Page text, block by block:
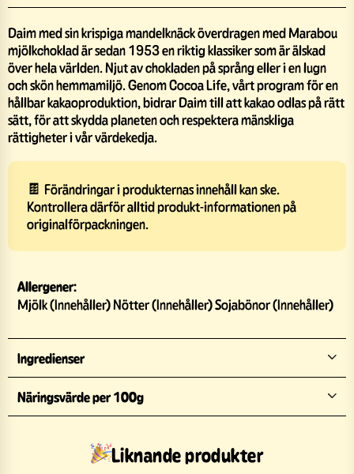
Daim med sin krispiga mandelknäck överdragen med Marabou
mjölkchoklad är sedan 1953 en riktig klassiker som är älskad
över hela världen. Njut av chokladen på språng eller i en lugn
och skön hemmamiljö. Genom Cocoa Life, vårt program för en
hållbar kakaoproduktion, bidrar Daim till att kakao odlas på rätt
sätt, för att skydda planeten och respektera mänskliga
rättigheter i vår värdekedja.
🍫 Förändringar i produkternas innehåll kan ske.
Kontrollera därför alltid produkt-informationen på
originalförpackningen.
Allergener:
Mjölk (Innehåller) Nötter (Innehåller) Sojabönor (Innehåller)
Ingredienser
Näringsvärde per 100g
Liknande produkter